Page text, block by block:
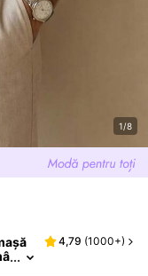
1/8
4,79 (1000+)